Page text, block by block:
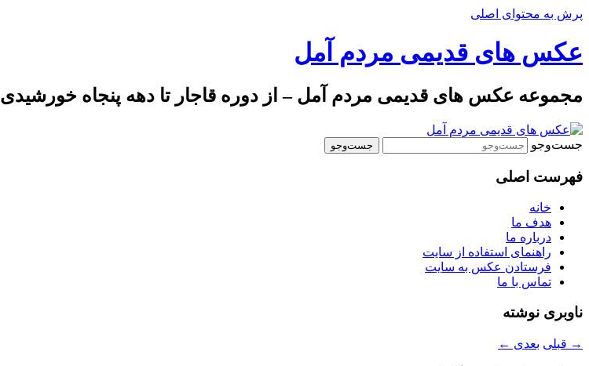
پرش به محتوای اصلی
عکس های قدیمی مردم آمل
مجموعه عکس های قدیمی مردم آمل – از دوره قاجار تا دهه پنجاه خورشیدی
جست‌وجو
فهرست اصلی
خانه
هدف ما
درباره ما
راهنمای استفاده از سایت
فرستادن عکس به سایت
تماس با ما
ناوبری نوشته
→ قبلی بعدی ←